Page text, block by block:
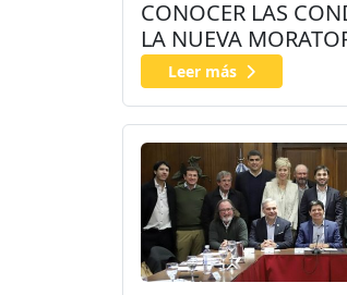
CONOCER LAS
LA NUEVA
Leer más